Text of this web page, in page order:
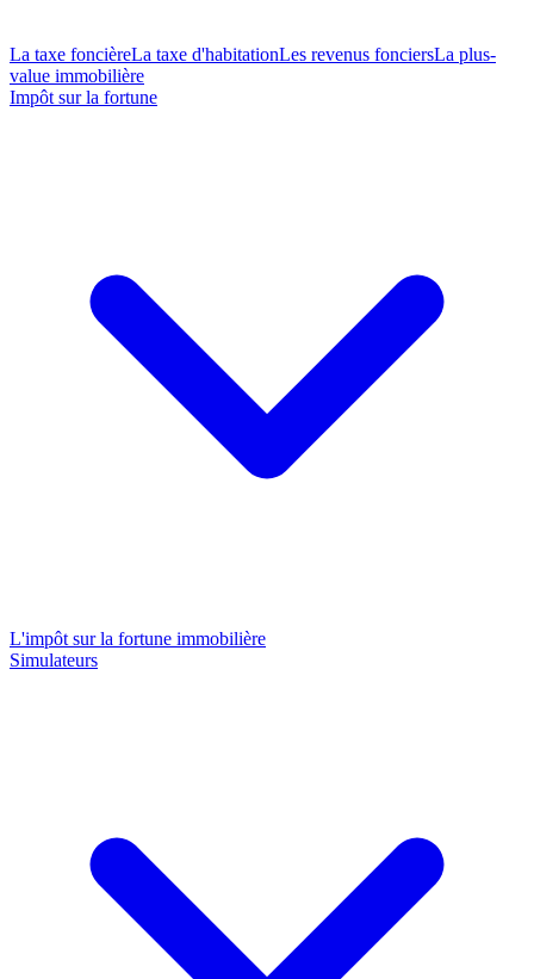
La taxe foncièreLa taxe d'habitationLes revenus fonciersLa plus-
value immobilière
Impôt sur la fortune
L'impôt sur la fortune immobilière
Simulateurs